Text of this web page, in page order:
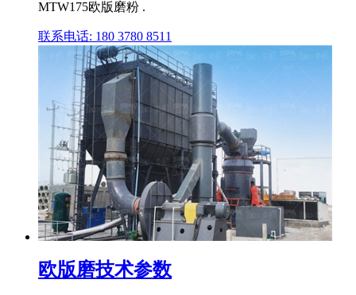
MTW175欧版磨粉 .
联系电话: 180 3780 8511
欧版磨技术参数